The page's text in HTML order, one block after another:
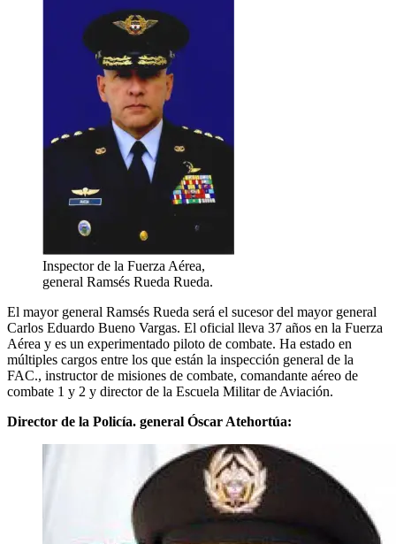
Inspector de la Fuerza Aérea,
general Ramsés Rueda Rueda.
El mayor general Ramsés Rueda será el sucesor del mayor general
Carlos Eduardo Bueno Vargas. El oficial lleva 37 años en la Fuerza
Aérea y es un experimentado piloto de combate. Ha estado en
múltiples cargos entre los que están la inspección general de la
FAC., instructor de misiones de combate, comandante aéreo de
combate 1 y 2 y director de la Escuela Militar de Aviación.
Director de la Policía. general Óscar Atehortúa: